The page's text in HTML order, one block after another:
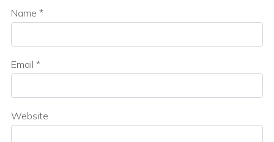
Name *
Email *
Website